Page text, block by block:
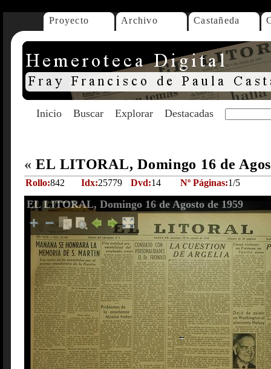
Proyecto Archivo Castañeda
Inicio Buscar Explorar Destacadas
« EL LITORAL, Domingo 16 de
Rollo:842 Idx:25779 Dvd:14 Nº Páginas:1/5
EL LITORAL, Domingo 16 de Agosto de 1959